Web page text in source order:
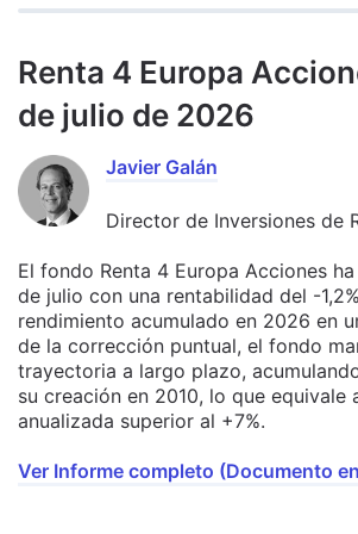
Renta 4 Europa
de julio de 2026
Javier Galán
Director de Inversiones de
El fondo Renta 4 Europa Acciones
de julio con una rentabilidad del -
rendimiento acumulado en 2026 en
de la corrección puntual, el fondo
trayectoria a largo plazo,
su creación en 2010, lo que equivale
anualizada superior al +7%.
Ver Informe completo (Documento